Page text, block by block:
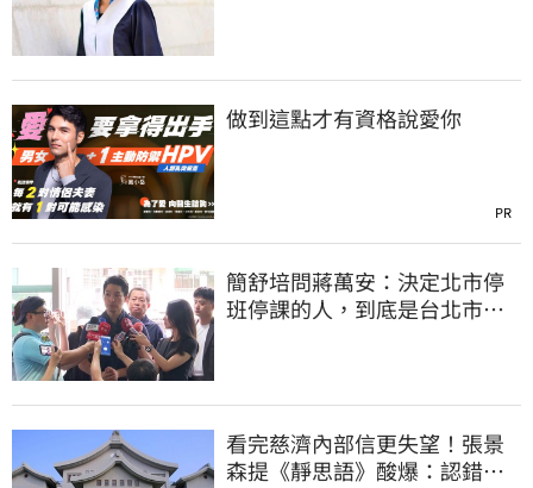
做到這點才有資格說愛你
PR
簡舒培問蔣萬安：決定北市停
班停課的人，到底是台北市
看完慈濟內部信更失望！張景
森提《靜思語》酸爆：認錯有